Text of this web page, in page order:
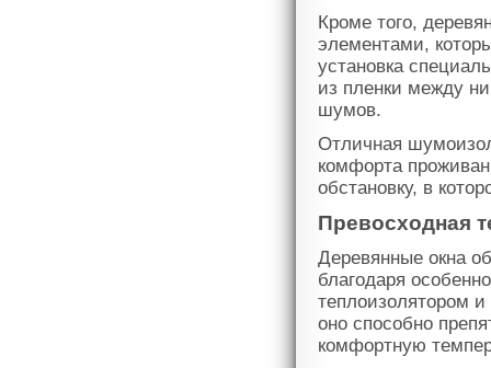
Кроме того,
элементами,
установка
из пленки между
шумов.
Отличная
комфорта
обстановку, в
Превосходная
Деревянные окна
благодаря
теплоизолятором и
оно способно
комфортную